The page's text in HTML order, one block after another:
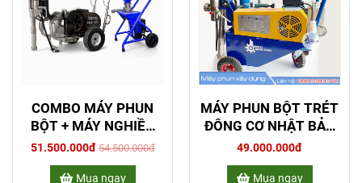
COMBO MÁY PHUN
BỘT + MÁY NGHIỀN
BỘT
51.500.000đ 54.500.000đ
Mua ngay
MÁY PHUN BỘT TRÉT
ĐÔNG CƠ NHẬT BẢN
ST-790
49.000.000đ
Mua ngay